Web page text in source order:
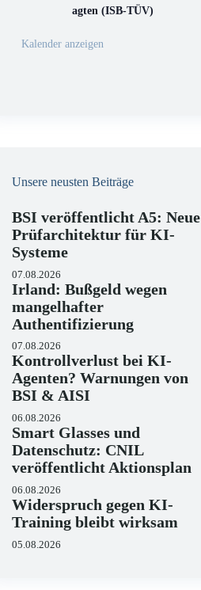
t
n
agten (ISB-TÜV)
Kalender anzeigen
Unsere neusten Beiträge
BSI veröffentlicht A5: Neue
Prüfarchitektur für KI-
Systeme
07.08.2026
Irland: Bußgeld wegen
mangelhafter
Authentifizierung
07.08.2026
Kontrollverlust bei KI-
Agenten? Warnungen von
BSI & AISI
06.08.2026
Smart Glasses und
Datenschutz: CNIL
veröffentlicht Aktionsplan
06.08.2026
Widerspruch gegen KI-
Training bleibt wirksam
05.08.2026